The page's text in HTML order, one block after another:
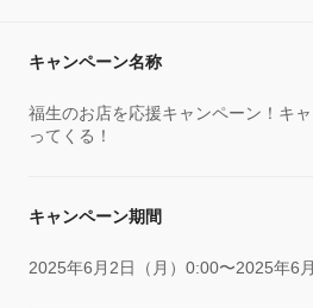
キャンペーン名称
福生のお店を応援キャンペーン！キ
ってくる！
キャンペーン期間
2025年6月2日（月）0:00〜2025年6